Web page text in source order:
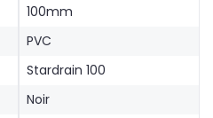
100mm
PVC
Stardrain 100
Noir